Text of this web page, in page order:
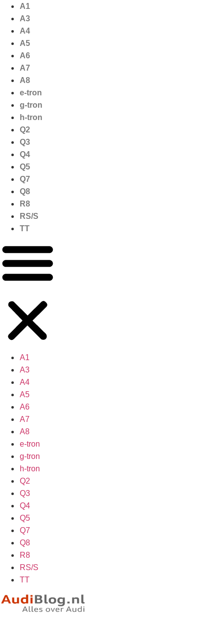
naar
inhoud
A1
A3
A4
A5
A6
A7
A8
e-tron
g-tron
h-tron
Q2
Q3
Q4
Q5
Q7
Q8
R8
RS/S
TT
A1
A3
A4
A5
A6
A7
A8
e-tron
g-tron
h-tron
Q2
Q3
Q4
Q5
Q7
Q8
R8
RS/S
TT